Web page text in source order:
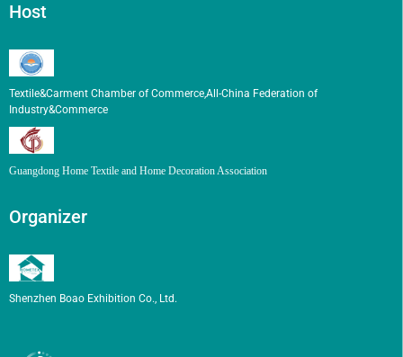
Host
Textile&Carment Chamber of Commerce,All-China Federation of
Industry&Commerce
Guangdong Home Textile and Home Decoration Association
Organizer
Shenzhen Boao Exhibition Co., Ltd.